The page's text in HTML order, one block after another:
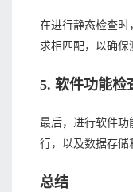
在进行静态检查
求相匹配，以确保
5. 软件功能检
最后，进行软件
行，以及数据存储
总结